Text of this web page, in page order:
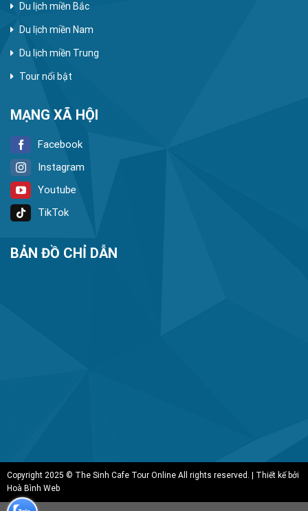
Du lịch miền Bắc
Du lịch miền Nam
Du lịch miền Trung
Tour nổi bật
MẠNG XÃ HỘI
Facebook
Instagram
Youtube
TikTok
BẢN ĐỒ CHỈ DẪN
Copyright 2025 © The Sinh Cafe Tour Online All rights reserved. | Thiết kế bởi
Hoà Bình Web